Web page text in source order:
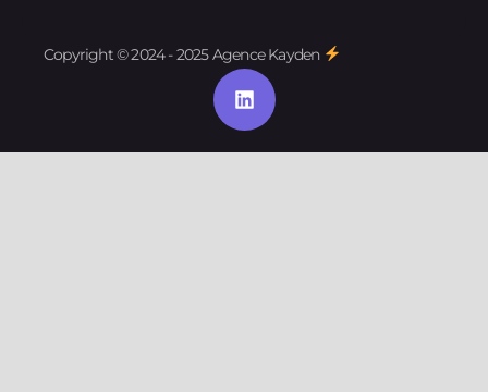
Copyright © 2024 - 2025 Agence Kayden